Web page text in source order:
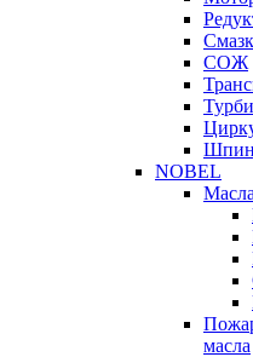
СОЖ
NOBEL
масла